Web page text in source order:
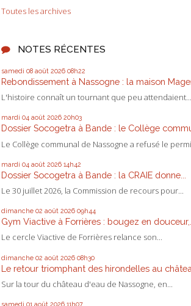
Toutes les archives
NOTES RÉCENTES
samedi 08 août 2026 08h22
Rebondissement à Nassogne : la maison
L'histoire connaît un tournant que peu
mardi 04 août 2026 20h03
Dossier Socogetra à Bande : le Collège
Le Collège communal de Nassogne a refusé le
mardi 04 août 2026 14h42
Dossier Socogetra à Bande : la CRAIE donne...
Le 30 juillet 2026, la Commission de recours pour...
dimanche 02 août 2026 09h44
Gym Viactive à Forrières : bougez en douceur,...
Le cercle Viactive de Forrières relance son...
dimanche 02 août 2026 08h30
Le retour triomphant des hirondelles au
Sur la tour du château d'eau de Nassogne, en...
samedi 01 août 2026 11h07